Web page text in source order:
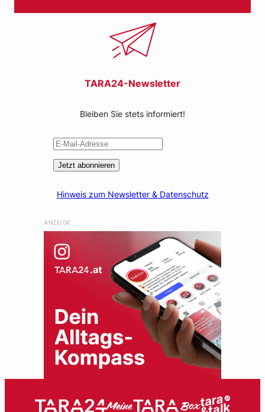
TARA24-Newsletter
Bleiben Sie stets informiert!
Jetzt abonnieren
Hinweis zum Newsletter & Datenschutz
ANZEIGE